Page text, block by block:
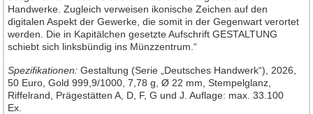
Handwerke. Zugleich verweisen ikonische Zeichen auf den
digitalen Aspekt der Gewerke, die somit in der Gegenwart verortet
werden. Die in Kapitälchen gesetzte Aufschrift GESTALTUNG
schiebt sich linksbündig ins Münzzentrum.“
Spezifikationen:Gestaltung (Serie „Deutsches Handwerk“), 2026,
50 Euro, Gold 999,9/1000, 7,78 g, Ø 22 mm, Stempelglanz,
Riffelrand, Prägestätten A, D, F, G und J. Auflage: max. 33.100
Ex.